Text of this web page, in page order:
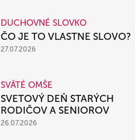
DUCHOVNÉ SLOVKO
ČO JE TO VLASTNE SLOVO?
27.07.2026
SVÄTÉ OMŠE
SVETOVÝ DEŇ STARÝCH
RODIČOV A SENIOROV
26.07.2026